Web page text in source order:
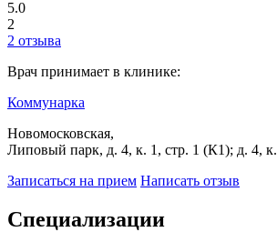
5.0
2
2 отзыва
Врач принимает в клинике:
Коммунарка
Новомосковская,
Липовый парк, д. 4, к. 1, стр. 1 (К1); д. 4,
Записаться на прием Написать отзыв
Специализации